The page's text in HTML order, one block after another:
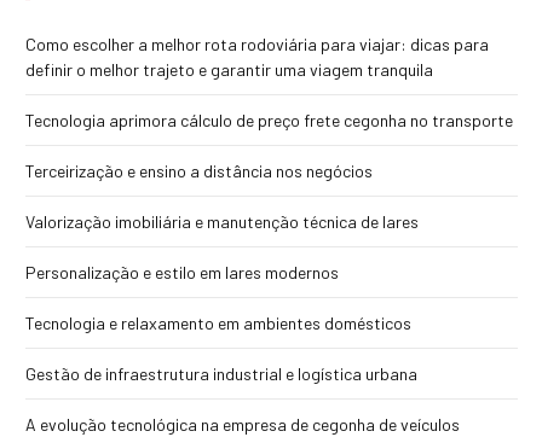
Como escolher a melhor rota rodoviária para viajar: dicas para
definir o melhor trajeto e garantir uma viagem tranquila
Tecnologia aprimora cálculo de preço frete cegonha no transporte
Terceirização e ensino a distância nos negócios
Valorização imobiliária e manutenção técnica de lares
Personalização e estilo em lares modernos
Tecnologia e relaxamento em ambientes domésticos
Gestão de infraestrutura industrial e logística urbana
A evolução tecnológica na empresa de cegonha de veículos